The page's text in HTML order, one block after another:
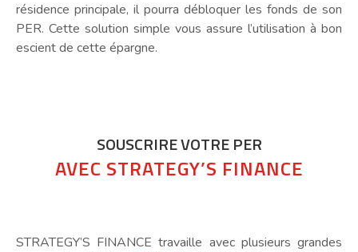
résidence principale, il pourra débloquer les fonds de son
PER. Cette solution simple vous assure l’utilisation à bon
escient de cette épargne.
SOUSCRIRE VOTRE PER
AVEC STRATEGY’S FINANCE
STRATEGY’S FINANCE travaille avec plusieurs grandes